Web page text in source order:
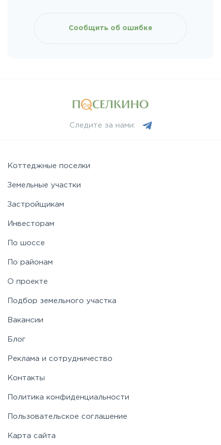
Сообщить об ошибке
Следите за нами:
Коттеджные поселки
Земельные участки
Застройщикам
Инвесторам
По шоссе
По районам
О проекте
Подбор земельного участка
Вакансии
Блог
Реклама и сотрудничество
Контакты
Политика конфиденциальности
Пользовательское соглашение
Карта сайта